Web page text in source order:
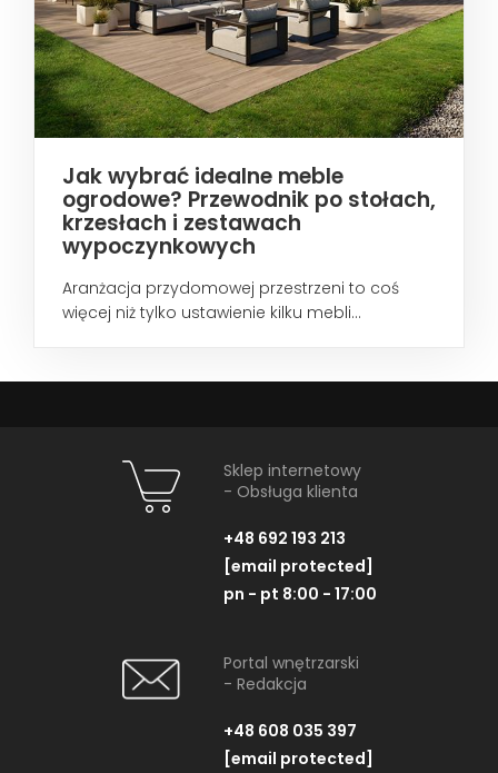
Jak wybrać idealne meble
ogrodowe? Przewodnik po stołach,
krzesłach i zestawach
wypoczynkowych
Aranżacja przydomowej przestrzeni to coś
więcej niż tylko ustawienie kilku mebli...
Sklep internetowy
- Obsługa klienta
+48 692 193 213
[email protected]
pn - pt 8:00 - 17:00
Portal wnętrzarski
- Redakcja
+48 608 035 397
[email protected]